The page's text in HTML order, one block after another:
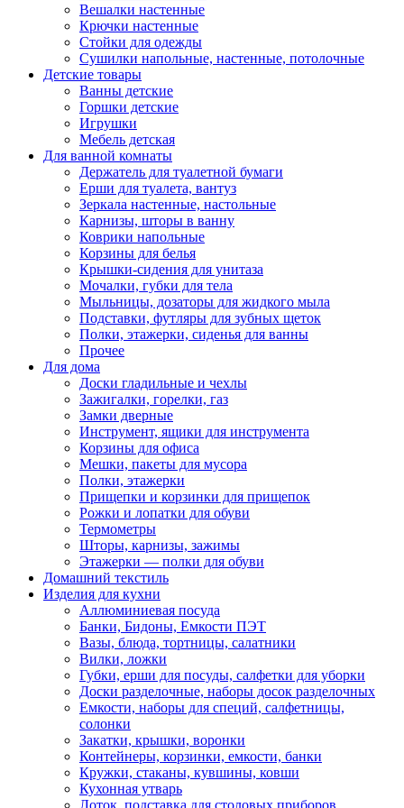
Вешалки настенные
Крючки настенные
Стойки для одежды
Сушилки напольные, настенные, потолочные
Детские товары
Ванны детские
Горшки детские
Игрушки
Мебель детская
Для ванной комнаты
Держатель для туалетной бумаги
Ерши для туалета, вантуз
Зеркала настенные, настольные
Карнизы, шторы в ванну
Коврики напольные
Корзины для белья
Крышки-сидения для унитаза
Мочалки, губки для тела
Мыльницы, дозаторы для жидкого мыла
Подставки, футляры для зубных щеток
Полки, этажерки, сиденья для ванны
Прочее
Для дома
Доски гладильные и чехлы
Зажигалки, горелки, газ
Замки дверные
Инструмент, ящики для инструмента
Корзины для офиса
Мешки, пакеты для мусора
Полки, этажерки
Прищепки и корзинки для прищепок
Рожки и лопатки для обуви
Термометры
Шторы, карнизы, зажимы
Этажерки — полки для обуви
Домашний текстиль
Изделия для кухни
Аллюминиевая посуда
Банки, Бидоны, Емкости ПЭТ
Вазы, блюда, тортницы, салатники
Вилки, ложки
Губки, ерши для посуды, салфетки для уборки
Доски разделочные, наборы досок разделочных
Емкости, наборы для специй, салфетницы,
солонки
Закатки, крышки, воронки
Контейнеры, корзинки, емкости, банки
Кружки, стаканы, кувшины, ковши
Кухонная утварь
Лоток, подставка для столовых приборов